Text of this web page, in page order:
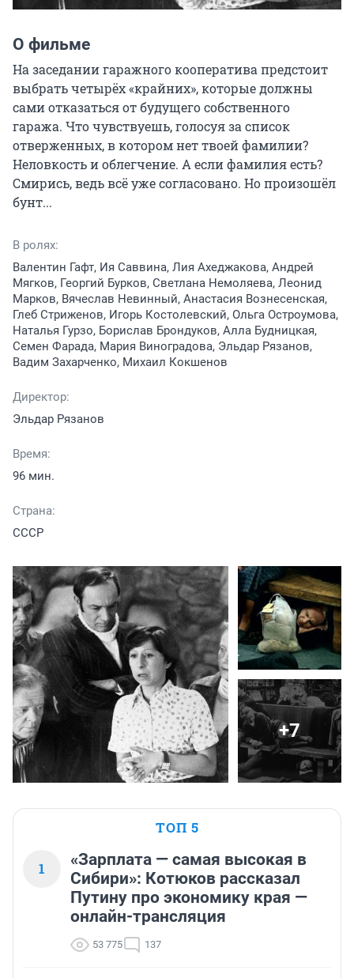
О фильме
На заседании гаражного кооператива предстоит
выбрать четырёх «крайних», которые должны
сами отказаться от будущего собственного
гаража. Что чувствуешь, голосуя за список
отверженных, в котором нет твоей фамилии?
Неловкость и облегчение. А если фамилия есть?
Смирись, ведь всё уже согласовано. Но произошёл
бунт...
В ролях:
Валентин Гафт, Ия Саввина, Лия Ахеджакова, Андрей
Мягков, Георгий Бурков, Светлана Немоляева, Леонид
Марков, Вячеслав Невинный, Анастасия Вознесенская,
Глеб Стриженов, Игорь Костолевский, Ольга Остроумова,
Наталья Гурзо, Борислав Брондуков, Алла Будницкая,
Семен Фарада, Мария Виноградова, Эльдар Рязанов,
Вадим Захарченко, Михаил Кокшенов
Директор:
Эльдар Рязанов
Время:
96 мин.
Страна:
СССР
+7
ТОП 5
1
«Зарплата — самая высокая в
Сибири»: Котюков рассказал
Путину про экономику края —
онлайн-трансляция
53 775 137